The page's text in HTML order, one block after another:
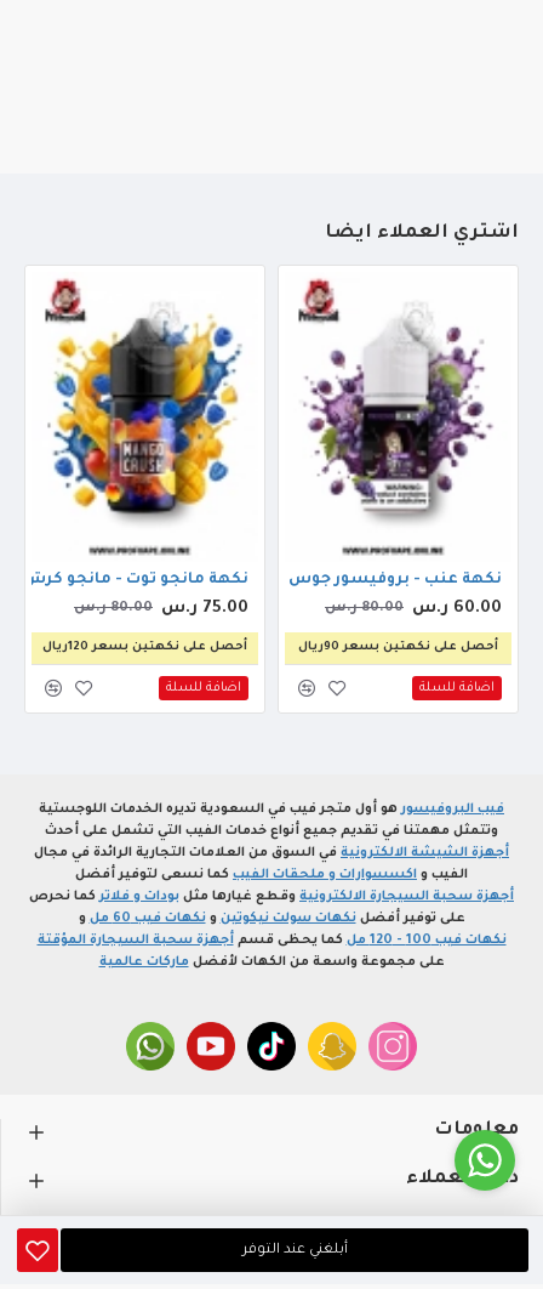
أبلغني عند التوفر
أشتري العملاء أيضاً
ريد موسكو 30مل
نكهة عنب - بروفيسور جوس بربل نايروبي 30مل
60.00 ر.س 80.00 ر.س
أحصل على نكهتين بسعر 90ريال
اضافة للسلة
نكهة مانجو توت - مانجو كرش 30مل
75.00 ر.س 80.00 ر.س
أحصل على نكهتين بسعر 120ريال
اضافة للسلة
فيب البروفيسورهو أول متجر فيب في السعودية تديره الخدمات اللوجستية
وتتمثل مهمتنا في تقديم جميع أنواع خدمات الفيب التي تشمل على أحدث
أجهزة الشيشة الالكترونية في السوق من العلامات التجارية الرائدة في مجال
الفيب و اكسسوارات و ملحقات الفيب كما نسعى لتوفير أفضل
أجهزة سحبة السيجارة الالكترونية وقطع غيارها مثل بودات و فلاتركما نحرص
على توفير أفضلنكهات سولت نيكوتين ونكهات فيب 60 مل
و
نكهات فيب 100 - 120 مل
كما يحظى قسمأجهزة سحبة السيجارة المؤقتة
على مجموعة واسعة من الكهات لأفضل ماركات عالمية
معلومات
دعم العملاء
حســـابي